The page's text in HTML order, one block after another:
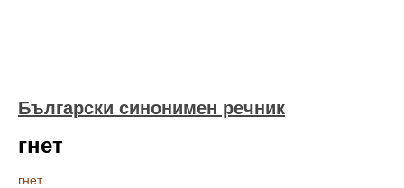
Български синонимен речник
гнет
гнет